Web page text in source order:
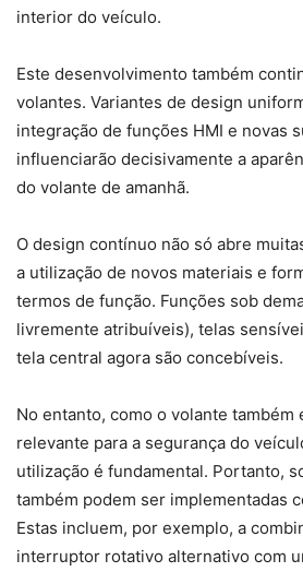
interior do veículo.
Este desenvolvimento também
volantes. Variantes de design
integração de funções HMI e novas
influenciarão decisivamente a
do volante de amanhã.
O design contínuo não só abre
a utilização de novos materiais e
termos de função. Funções sob
livremente atribuíveis), telas
tela central agora são concebíveis.
No entanto, como o volante também
relevante para a segurança do
utilização é fundamental. Portanto,
também podem ser implementadas
Estas incluem, por exemplo, a
interruptor rotativo alternativo com